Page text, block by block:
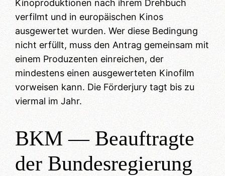
Kinoproduktionen nach ihrem Drehbuch
verfilmt und in europäischen Kinos
ausgewertet wurden. Wer diese Bedingung
nicht erfüllt, muss den Antrag gemeinsam mit
einem Produzenten einreichen, der
mindestens einen ausgewerteten Kinofilm
vorweisen kann. Die Förderjury tagt bis zu
viermal im Jahr.
BKM — Beauftragte
der Bundesregierung